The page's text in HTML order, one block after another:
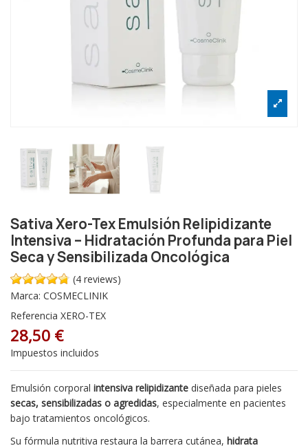
Sativa Xero-Tex Emulsión Relipidizante
Intensiva – Hidratación Profunda para Piel
Seca y Sensibilizada Oncológica
(4 reviews)
Marca: COSMECLINIK
Referencia XERO-TEX
28,50 €
Impuestos incluidos
Emulsión corporal intensiva relipidizante diseñada para pieles
secas, sensibilizadas o agredidas, especialmente en pacientes
bajo tratamientos oncológicos.
Su fórmula nutritiva restaura la barrera cutánea, hidrata